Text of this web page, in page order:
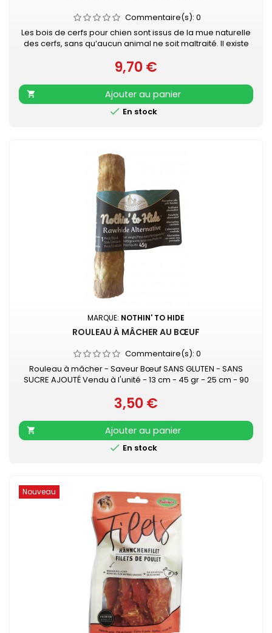
Commentaire(s): 0
Les bois de cerfs pour chien sont issus de la mue naturelle
des cerfs, sans qu’aucun animal ne soit maltraité. Il existe
une solution naturelle pour le nettoyage naturel des dents
de nos petits compagnons.Cette corne est très résistante
et dure plus longtemps que les bâtons dentaires...
Prix
9,70 €

Ajouter au panier
 En stock
MARQUE: NOTHIN' TO HIDE
ROULEAU À MÂCHER AU BŒUF
Commentaire(s): 0
Rouleau à mâcher - Saveur Bœuf SANS GLUTEN - SANS
SUCRE AJOUTÉ Vendu à l'unité - 13 cm - 45 gr - 25 cm - 90
Prix
3,50 €

Ajouter au panier
 En stock
Nouveau